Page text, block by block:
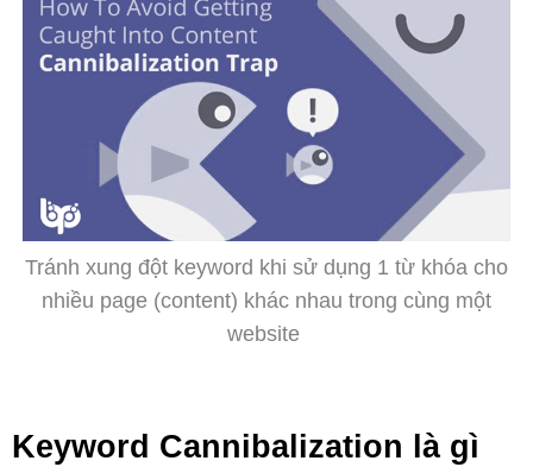
Tránh xung đột keyword khi sử dụng 1 từ khóa cho
nhiều page (content) khác nhau trong cùng một
website
Keyword Cannibalization là gì